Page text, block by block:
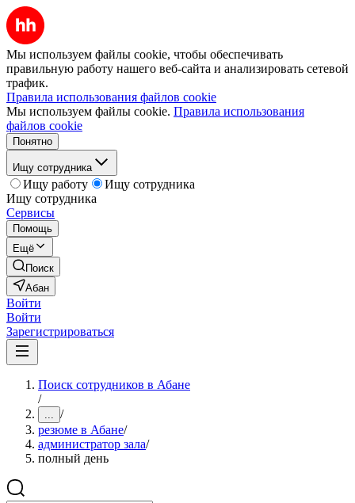
Мы используем файлы cookie, чтобы обеспечивать
правильную работу нашего веб-сайта и анализировать сетевой
трафик.
Правила использования файлов cookie
Мы используем файлы cookie. Правила использования
файлов cookie
Понятно
Ищу сотрудника
Ищу работу
Ищу сотрудника
Ищу сотрудника
Сервисы
Помощь
Ещё
Поиск
Абан
Войти
Войти
Зарегистрироваться
Поиск сотрудников в Абане
/
... /
резюме в Абане/
администратор зала/
полный день